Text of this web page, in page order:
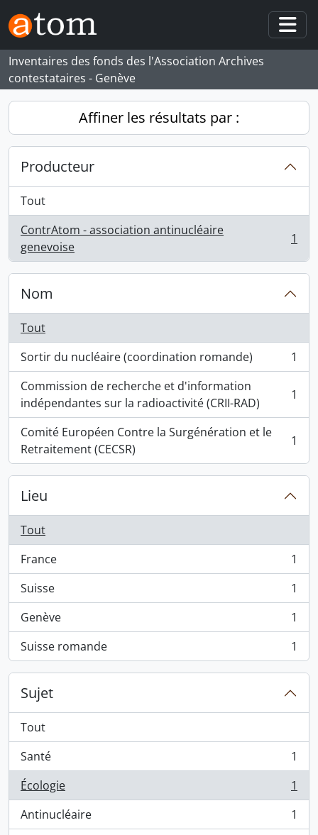
Skip to main content
Inventaires des fonds des l'Association Archives
contestataires - Genève
Affiner les résultats par :
Producteur
Tout
ContrAtom - association antinucléaire
genevoise
, 1 résultats 1
Nom
Tout
Sortir du nucléaire (coordination romande)
, 1 résultats
1
Commission de recherche et d'information
indépendantes sur la radioactivité (CRII-RAD)
, 1 résultats 1
Comité Européen Contre la Surgénération et le
Retraitement (CECSR)
, 1 résultats 1
Lieu
Tout
France
, 1 résultats
1
Suisse
, 1 résultats
1
Genève
, 1 résultats
1
Suisse romande
, 1 résultats 1
Sujet
Tout
Santé
, 1 résultats
1
Écologie
, 1 résultats
1
Antinucléaire
, 1 résultats
1